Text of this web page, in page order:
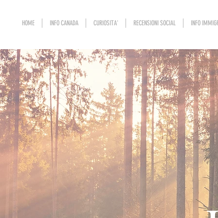
HOME INFO CANADA CURIOSITA' RECENSIONI SOCIAL INFO